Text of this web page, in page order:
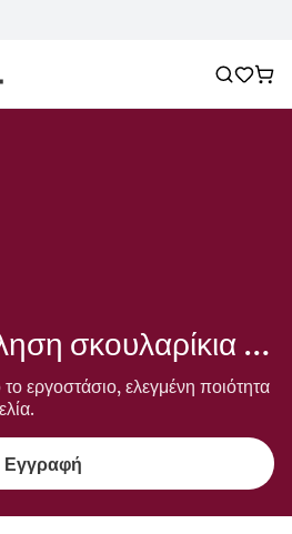
Χονδρική πώληση σκουλαρίκια τριγώνου
εργοστάσιο, ελεγμένη ποιότητα
Εγγραφή